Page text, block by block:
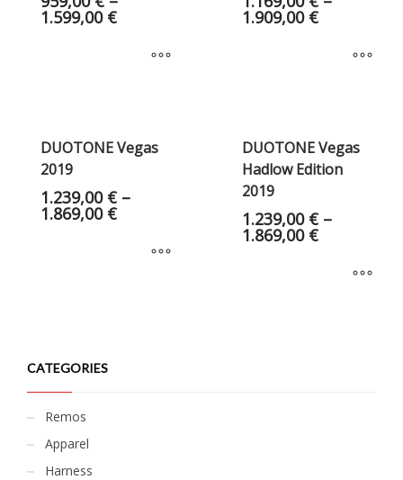
1.599,00 € 1.909,00 €
DUOTONE Vegas
2019
1.239,00 € –
1.869,00 €
DUOTONE Vegas
Hadlow Edition
2019
1.239,00 € –
1.869,00 €
CATEGORIES
Remos
Apparel
Harness